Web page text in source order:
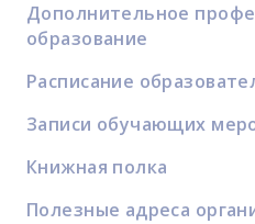
Дополнительное
образование
Расписание
Записи обучающих
Книжная полка
Полезные адреса